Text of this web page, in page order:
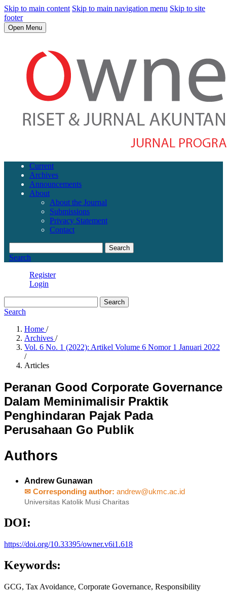
Skip to main content Skip to main navigation menu Skip to site
footer
Open Menu
Current
Archives
Announcements
About
About the Journal
Submissions
Privacy Statement
Contact
Search
Search
Register
Login
Search
Search
Home /
Archives /
Vol. 6 No. 1 (2022): Artikel Volume 6 Nomor 1 Januari 2022
/
Articles
Peranan Good Corporate Governance
Dalam Meminimalisir Praktik
Penghindaran Pajak Pada
Perusahaan Go Publik
Authors
Andrew Gunawan
✉ Corresponding author: andrew@ukmc.ac.id
Universitas Katolik Musi Charitas
DOI:
https://doi.org/10.33395/owner.v6i1.618
Keywords:
GCG, Tax Avoidance, Corporate Governance, Responsibility